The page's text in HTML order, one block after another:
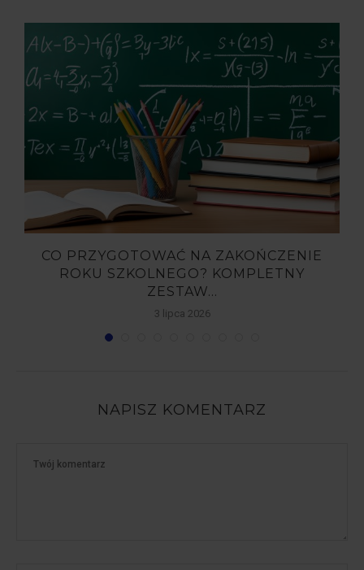
CO PRZYGOTOWAĆ NA ZAKOŃCZENIE
ROKU SZKOLNEGO? KOMPLETNY
ZESTAW...
3 lipca 2026
NAPISZ KOMENTARZ